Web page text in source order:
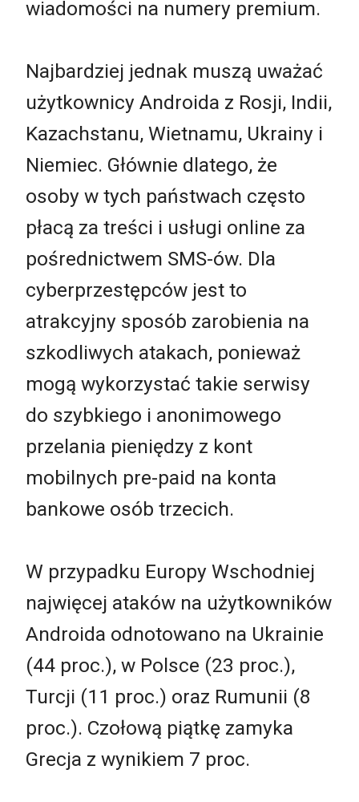
wiadomości na numery premium.
Najbardziej jednak muszą uważać
użytkownicy Androida z Rosji, Indii,
Kazachstanu, Wietnamu, Ukrainy i
Niemiec. Głównie dlatego, że
osoby w tych państwach często
płacą za treści i usługi online za
pośrednictwem SMS-ów. Dla
cyberprzestępców jest to
atrakcyjny sposób zarobienia na
szkodliwych atakach, ponieważ
mogą wykorzystać takie serwisy
do szybkiego i anonimowego
przelania pieniędzy z kont
mobilnych pre-paid na konta
bankowe osób trzecich.
W przypadku Europy Wschodniej
najwięcej ataków na użytkowników
Androida odnotowano na Ukrainie
(44 proc.), w Polsce (23 proc.),
Turcji (11 proc.) oraz Rumunii (8
proc.). Czołową piątkę zamyka
Grecja z wynikiem 7 proc.